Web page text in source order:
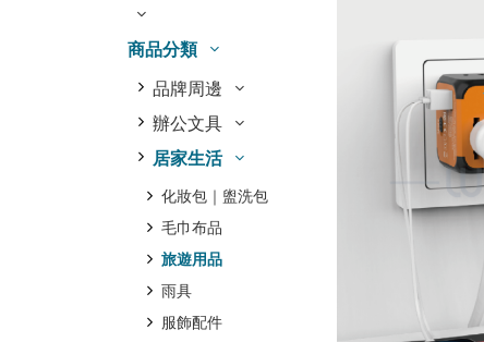
商品分類
品牌周邊
辦公文具
居家生活
化妝包｜盥洗包
毛巾布品
旅遊用品
雨具
服飾配件